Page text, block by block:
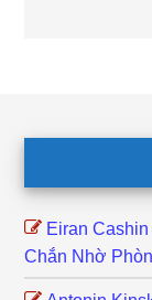
Eiran
Chắn Nhờ